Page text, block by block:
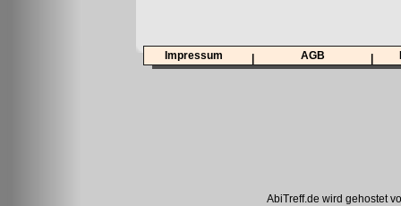
Impressum AGB
AbiTreff.de wird gehostet